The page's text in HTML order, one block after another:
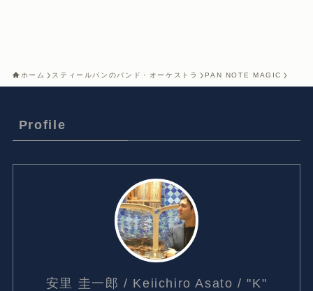
ホーム スティールパンのバンド・オーケストラ PAN NOTE MAGIC
Profile
安里 圭一郎 / Keiichiro Asato / "K"